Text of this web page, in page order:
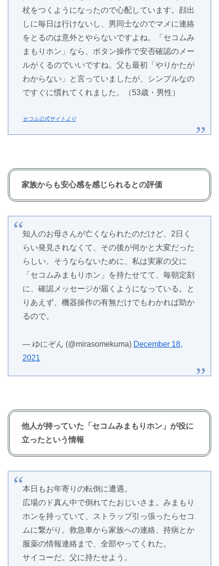
杖をつくようになったので心配しています。顔出
しに毎日は行けないし、男同士なのでマメに連絡
をとるのは意外とやらないですよね。「セコムみ
まもりホン」なら、ボタン操作で安否確認のメー
ルがくるのでいいですね。父も最初「やりかたが
わからない」と言っていましたが、シンプルなの
ですぐに慣れてくれました。（53歳・男性）
セコム公式サイトより
家族からも安心感を感じられるとの評価
知人のお母さんが亡くなられたのだけど、2日く
らい発見されなくて、その後が何かと大変だった
らしい。そうならないために、私は実家の父に
「セコムみまもりホン」を持たせてて、毎朝定刻
に、確認メッセージが届くようになっている。と
りあえず、機器操作の有無だけでもわかれば助か
るので。
— ゆにぞん (@mirasomekuma) December 18,
2021
他人が持っていた「セコムみまもりホン」が役に
立ったという情報
本日もお年寄りの転倒に遭遇。
広場のド真ん中で倒れてたおじいさま。みまもり
ホンを持っていて、ストラップ引っ張ったらセコ
ムに繋がり。救急車から家族への連絡、持病とか
服薬の情報連絡まで、全部やってくれた。
サイコーだ。父に持たせよう。